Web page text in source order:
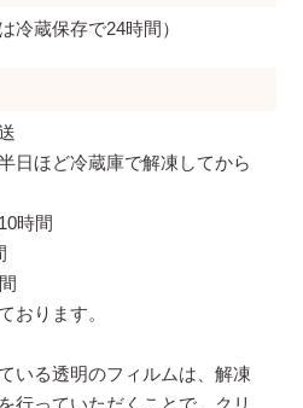
冷蔵保存で24時間）
日ほど冷蔵庫で解凍してから
時間
おります。
いる透明のフィルムは、解凍
行っていただくことで、クリ